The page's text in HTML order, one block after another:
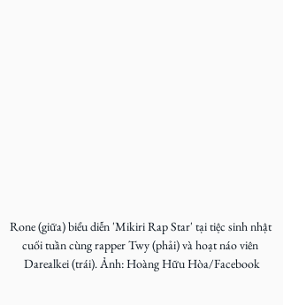
Rone (giữa) biểu diễn 'Mikiri Rap Star' tại tiệc sinh nhật
cuối tuần cùng rapper Twy (phải) và hoạt náo viên
Darealkei (trái). Ảnh: Hoàng Hữu Hòa/Facebook